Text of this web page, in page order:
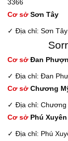
3366
Cơ sở Sơn Tây
✓ Địa chỉ: Sơn
Cơ sở Đan
✓ Địa chỉ: Đan
Cơ sở Chương
✓ Địa chỉ: Chương
Cơ sở Phú Xuyên
✓ Địa chỉ: Phú